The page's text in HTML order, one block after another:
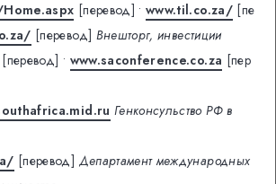
[перевод] •www.til.co.za/ [пе
[перевод] Внешторг, инвестиции
[перевод] • www.saconference.co.za [пер
Генконсульство РФ в
[перевод] Департамент международных